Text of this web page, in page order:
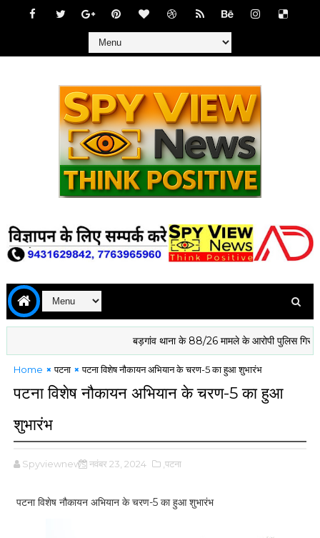
बड़गांव थाना के 88/26 मामले के आरोपी पुलिस गिरफ्त में
Home पटना पटना विशेष नौकायन अभियान के चरण-5 का हुआ शुभारंभ
पटना विशेष नौकायन अभियान के चरण-5 का हुआ
शुभारंभ
Spyviewnews नवंबर 23, 2024 ,पटना
पटना विशेष नौकायन अभियान के चरण-5 का हुआ शुभारंभ